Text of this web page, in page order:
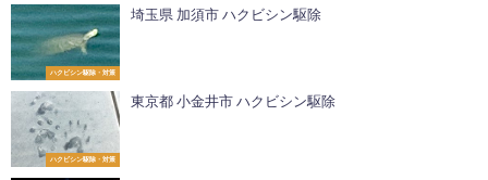
ハクビシン駆除・対策
埼玉県 加須市 ハクビシン駆除
ハクビシン駆除・対策
東京都 小金井市 ハクビシン駆除